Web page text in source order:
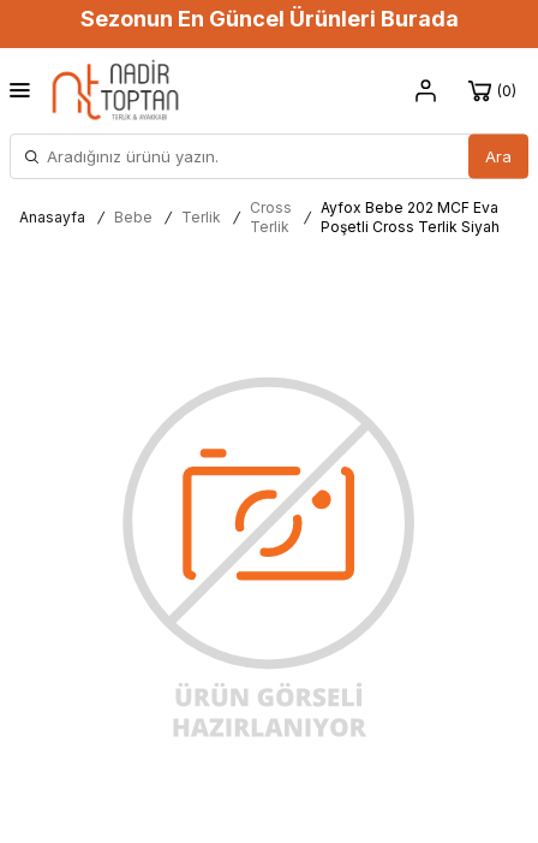
Sezonun En Güncel Ürünleri Burada
Ara
0
Anasayfa / Bebe / Terlik /
Cross
Terlik
/
Ayfox Bebe 202 MCF Eva
Poşetli Cross Terlik Siyah